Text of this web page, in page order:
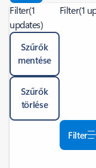
Filter(1
updates)
Szűrők
mentése
Szűrők
törlése
Filter(1
Filter